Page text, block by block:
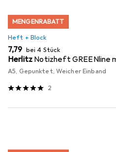
MENGENRABATT
Heft + Block
EUR
7,79 bei 4 Stück
Herlitz Notizheft GREENline
A5, Gepunktet, Weicher Einband
2